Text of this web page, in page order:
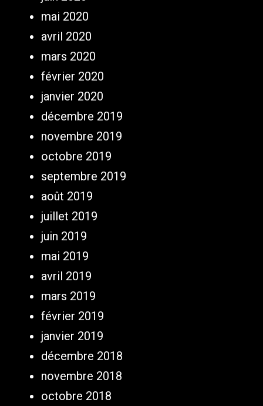
mai 2020
avril 2020
mars 2020
février 2020
janvier 2020
décembre 2019
novembre 2019
octobre 2019
septembre 2019
août 2019
juillet 2019
juin 2019
mai 2019
avril 2019
mars 2019
février 2019
janvier 2019
décembre 2018
novembre 2018
octobre 2018